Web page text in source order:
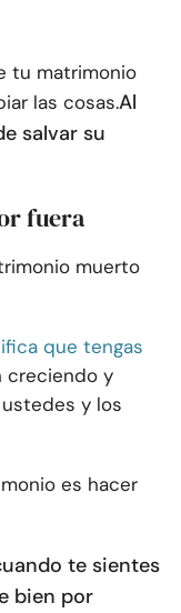
tu matrimonio
las cosas.Al
salvar su
fuera
muerto
que tengas
creciendo y
y los
es hacer
te sientes
bien por